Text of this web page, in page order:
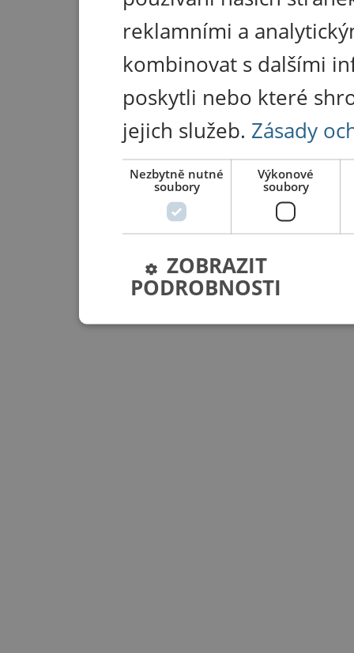
reklamními a
kombinovat s dalšími
poskytli nebo které
jejich služeb. Zásady
Nezbytně nutné
soubory
Výkonové
soubory
ZOBRAZIT
PODROBNOSTI